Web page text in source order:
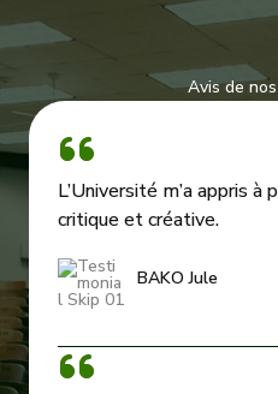
Avis de
L’Université m’a appris à
critique et créative.
BAKO Jule